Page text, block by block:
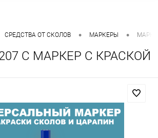
СРЕДСТВА ОТ СКОЛОВ • МАРКЕРЫ •
C МАРКЕР С КРАСКОЙ